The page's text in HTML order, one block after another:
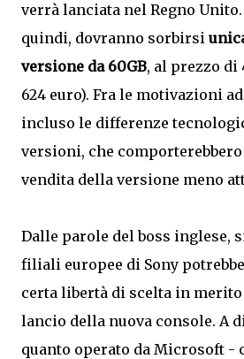
verrà lanciata nel Regno
quindi, dovranno sorbirsi
versione da 60GB, al prezzo di
624 euro). Fra le motivazioni
incluso le differenze
versioni, che
vendita della versione meno
Dalle parole del boss inglese,
filiali europee di Sony
certa libertà di scelta in
lancio della nuova console. A
quanto operato da Microsoft -